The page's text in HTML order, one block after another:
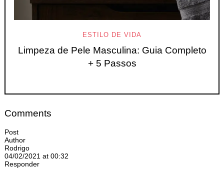
ESTILO DE VIDA
Limpeza de Pele Masculina: Guia Completo
+ 5 Passos
Comments
Post
Author
Rodrigo
04/02/2021 at 00:32
Responder